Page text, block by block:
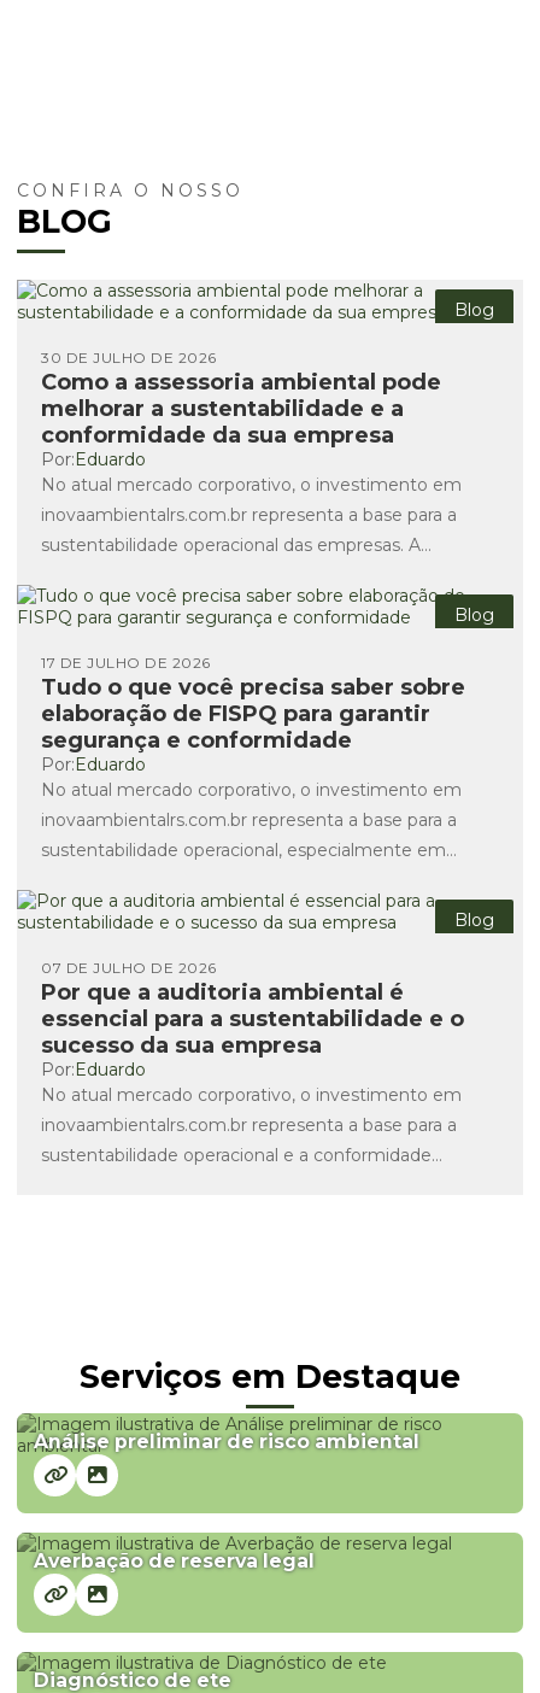
CONFIRA O NOSSO
BLOG
Blog
Como a assessoria ambiental pode
melhorar a sustentabilidade e a
conformidade da sua empresa
30 DE JULHO DE 2026
Por:Eduardo
No atual mercado corporativo, o investimento em
inovaambientalrs.com.br representa a base para a
sustentabilidade operacional das empresas. A
que...
Blog
Tudo o que você precisa saber sobre
elaboração de FISPQ para garantir
segurança e conformidade
17 DE JULHO DE 2026
Por:Eduardo
No atual mercado corporativo, o investimento em
inovaambientalrs.com.br representa a base para a
sustentabilidade operacional, especialmente em
elaboração...
Blog
Por que a auditoria ambiental é
essencial para a sustentabilidade e o
sucesso da sua empresa
07 DE JULHO DE 2026
Por:Eduardo
No atual mercado corporativo, o investimento em
inovaambientalrs.com.br representa a base para a
sustentabilidade operacional e a conformidade
Serviços em Destaque
Análise preliminar de risco ambiental
Averbação de reserva legal
Diagnóstico de ete